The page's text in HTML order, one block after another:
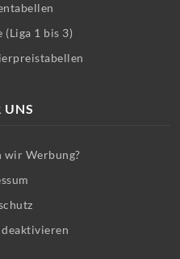
(Liga 1 bis 3)
UNS
wir Werbung?